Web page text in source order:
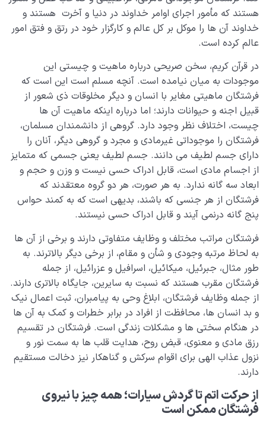
هستند که مأمور اجرای اوامر خداوند در دنیا و آخرت هستند و
خداوند آن ها را موکل بر کل عالم و کارگزار خود در رتق و فتق امور
عالم کرده است.
در قرآن کریم، سخن صریحی درباره ماهیت و چیستی این
موجودات به میان نیامده است. آنچه مسلم است این است که
فرشتگان ماهیتی مغایر با انسان و دیگر مخلوقات ذی شعور از
قبیل اجنه و حیوانات دارند؛ اما درباره اینکه ماهیت آن ها
چیست، اختلاف نظر وجود دارد. گروهی از دانشمندان مسلمان،
فرشتگان را موجوداتی غیرمادی و مجرد و گروهی دیگر، آنان را
دارای جسم لطیف می دانند. جسم لطیف یعنی جسمی که متمایز
از اجسام مادی است، قابل ادراک حسی نیست و وزن و حجم و
ابعاد سه گانه ندارد. به هر صورت، هر دو گروه معتقدند که
فرشتگان از هر جنسی که باشند، بدیهی است که به کمند حواس
پنج گانه درنمی آیند و قابل ادراک حسی نیستند.
فرشتگان مراتب مختلف و وظایف متفاوتی دارند و برخی از آن ها
به لحاظ مرتبه وجودی و شأن و مقام، از برخی دیگر بالاترند. به
طور مثال، جبرئیل، میکائیل، اسرافیل و عزرائیل، از جمله
فرشتگان مقرب هستند که نسبت به سایرین، جایگاه بالاتری دارند.
از جمله وظایف فرشتگان، ابلاغ وحی به پیامبران، ثبت اعمال نیک
و بد انسان ها، محافظت از افراد در برابر خطرات و کمک به آن ها
در هنگام سختی ها و مشکلات زندگی است. فرشتگان در تقسیم
رزق مادی و معنوی، قبض روح، هدایت قلب ها به سمت نور و
نزول عذاب الهی برای اقوام سرکش و گناهکار نیز دخالت مستقیم
دارند.
از حرکت اتم تا گردش سیارات؛ همه چیز با نیروی
فرشتگان ممکن است